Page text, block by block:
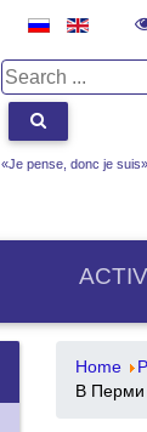
«Je pense, donc je
Home
В Перми